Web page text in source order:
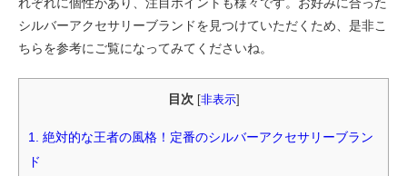
シルバーアクセサリーブランドを見つけていただくため、是非こ
ちらを参考にご覧になってみてくださいね。
目次 非表示]
1. 絶対的な王者の風格！定番のシルバーアクセサリーブラン
ド